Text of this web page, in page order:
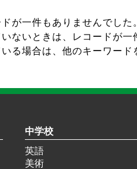
が一件もありませんでした
ないときは、レコードが
る場合は、他のキーワード
中学校
英語
美術